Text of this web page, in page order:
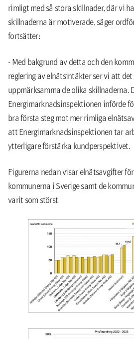
rimligt med så stora skillnader, där vi
skillnaderna är motiverade, säger
fortsätter:
- Med bakgrund av detta och den
reglering av elnätsintäkter ser vi att
uppmärksamma de olika skillnaderna.
Energimarknadsinspektionen införde
bra första steg mot mer rimliga
att Energimarknadsinspektionen tar
ytterligare förstärka kundperspektivet.
Figurerna nedan visar elnätsavgifter
kommunerna i Sverige samt de
varit som störst